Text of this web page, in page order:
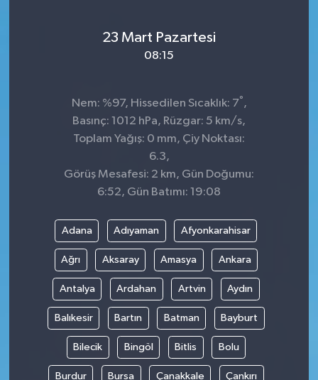
23 Mart Pazartesi
08:15
Nem: %97, Hissedilen Sıcaklık: 7° ,
Basınç: 1012 hPa, Rüzgar: 5 km/s,
Toplam Yağış: 0 mm, Çiy Noktası:
6.3,
Görüş Mesafesi: 2 km, Gün Doğumu:
6:52, Gün Batımı: 19:08
Adana Adıyaman Afyonkarahisar
Ağrı Aksaray Amasya Ankara
Antalya Ardahan Artvin Aydın
Balıkesir Bartın Batman Bayburt
Bilecik Bingöl Bitlis Bolu
Burdur Bursa Çanakkale Çankırı